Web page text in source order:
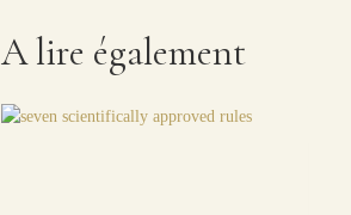
A lire également